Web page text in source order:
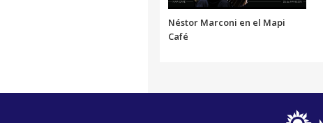
Néstor Marconi en el Mapi
Café